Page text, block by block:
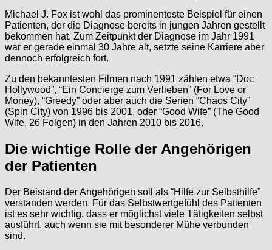
Michael J. Fox ist wohl das prominenteste Beispiel für einen
Patienten, der die Diagnose bereits in jungen Jahren gestellt
bekommen hat. Zum Zeitpunkt der Diagnose im Jahr 1991
war er gerade einmal 30 Jahre alt, setzte seine Karriere aber
dennoch erfolgreich fort.
Zu den bekanntesten Filmen nach 1991 zählen etwa “Doc
Hollywood”, “Ein Concierge zum Verlieben” (For Love or
Money), “Greedy” oder aber auch die Serien “Chaos City”
(Spin City) von 1996 bis 2001, oder “Good Wife” (The Good
Wife, 26 Folgen) in den Jahren 2010 bis 2016.
Die wichtige Rolle der Angehörigen
der Patienten
Der Beistand der Angehörigen soll als “Hilfe zur Selbsthilfe”
verstanden werden. Für das Selbstwertgefühl des Patienten
ist es sehr wichtig, dass er möglichst viele Tätigkeiten selbst
ausführt, auch wenn sie mit besonderer Mühe verbunden
sind.